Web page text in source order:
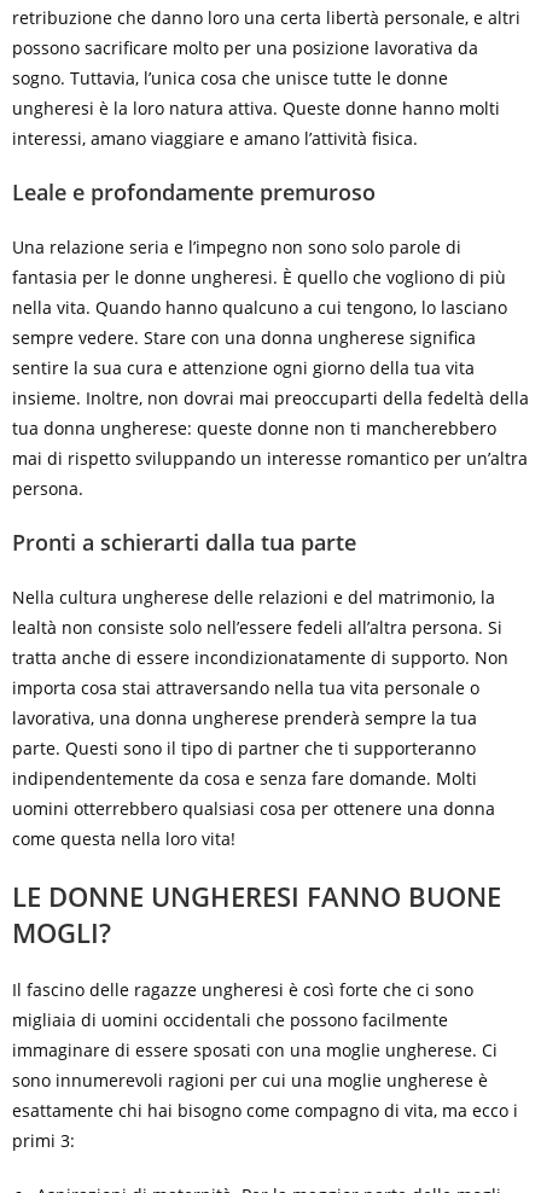
retribuzione che danno loro una certa libertà personale, e altri
possono sacrificare molto per una posizione lavorativa da
sogno. Tuttavia, l’unica cosa che unisce tutte le donne
ungheresi è la loro natura attiva. Queste donne hanno molti
interessi, amano viaggiare e amano l’attività fisica.
Leale e profondamente premuroso
Una relazione seria e l’impegno non sono solo parole di
fantasia per le donne ungheresi. È quello che vogliono di più
nella vita. Quando hanno qualcuno a cui tengono, lo lasciano
sempre vedere. Stare con una donna ungherese significa
sentire la sua cura e attenzione ogni giorno della tua vita
insieme. Inoltre, non dovrai mai preoccuparti della fedeltà della
tua donna ungherese: queste donne non ti mancherebbero
mai di rispetto sviluppando un interesse romantico per un’altra
persona.
Pronti a schierarti dalla tua parte
Nella cultura ungherese delle relazioni e del matrimonio, la
lealtà non consiste solo nell’essere fedeli all’altra persona. Si
tratta anche di essere incondizionatamente di supporto. Non
importa cosa stai attraversando nella tua vita personale o
lavorativa, una donna ungherese prenderà sempre la tua
parte. Questi sono il tipo di partner che ti supporteranno
indipendentemente da cosa e senza fare domande. Molti
uomini otterrebbero qualsiasi cosa per ottenere una donna
come questa nella loro vita!
LE DONNE UNGHERESI FANNO BUONE
MOGLI?
Il fascino delle ragazze ungheresi è così forte che ci sono
migliaia di uomini occidentali che possono facilmente
immaginare di essere sposati con una moglie ungherese. Ci
sono innumerevoli ragioni per cui una moglie ungherese è
esattamente chi hai bisogno come compagno di vita, ma ecco i
primi 3: